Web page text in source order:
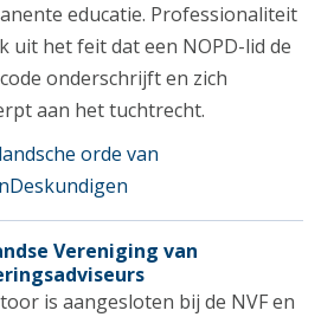
educatie. Professionaliteit
uit het feit dat een NOPD-lid de
onderschrijft en zich
aan het tuchtrecht.
orde van
Vereniging van
is aangesloten bij de NVF en